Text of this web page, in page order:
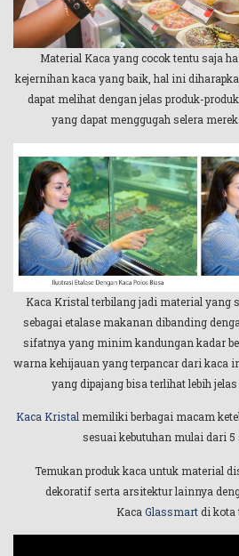
Material Kaca yang cocok tentu saja
kejernihan kaca yang baik, hal ini
dapat melihat dengan jelas produk-
yang dapat menggugah selera
Kaca Kristal terbilang jadi material yang
sebagai etalase makanan dibanding
sifatnya yang minim kandungan kadar
warna kehijauan yang terpancar dari kaca
yang dipajang bisa terlihat lebih
Kaca Kristal memiliki berbagai macam
sesuai kebutuhan mulai dari 5
Temukan produk kaca untuk material
dekoratif serta arsitektur lainnya
Kaca Glassmartdi kota